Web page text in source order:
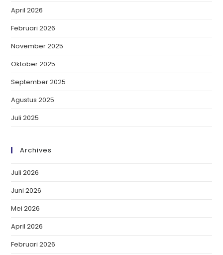
April 2026
Februari 2026
November 2025
Oktober 2025
September 2025
Agustus 2025
Juli 2025
Archives
Juli 2026
Juni 2026
Mei 2026
April 2026
Februari 2026